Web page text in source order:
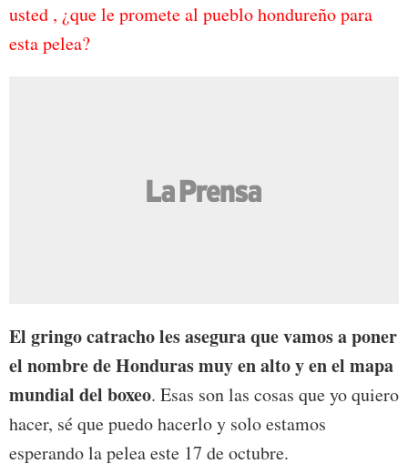
usted , ¿que le promete al pueblo hondureño para
esta pelea?
El gringo catracho les asegura que vamos a poner
el nombre de Honduras muy en alto y en el mapa
mundial del boxeo. Esas son las cosas que yo quiero
hacer, sé que puedo hacerlo y solo estamos
esperando la pelea este 17 de octubre.